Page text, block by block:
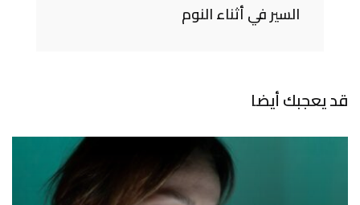
السير في أثناء النوم
قد يعجبك أيضا